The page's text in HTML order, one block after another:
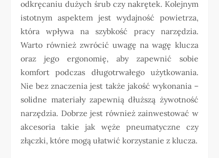
odkręcaniu dużych śrub czy nakrętek. Kolejnym
istotnym aspektem jest wydajność powietrza,
która wpływa na szybkość pracy narzędzia.
Warto również zwrócić uwagę na wagę klucza
oraz jego ergonomię, aby zapewnić sobie
komfort podczas długotrwałego użytkowania.
Nie bez znaczenia jest także jakość wykonania –
solidne materiały zapewnią dłuższą żywotność
narzędzia. Dobrze jest również zainwestować w
akcesoria takie jak węże pneumatyczne czy
złączki, które mogą ułatwić korzystanie z klucza.